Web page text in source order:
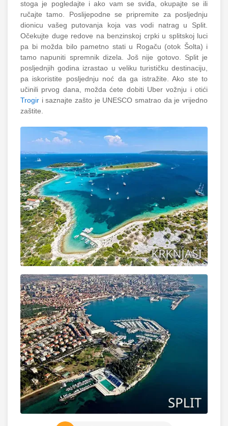
stoga je pogledajte i ako vam se sviđa, okupajte se ili
ručajte tamo. Poslijepodne se pripremite za posljednju
dionicu vašeg putovanja koja vas vodi natrag u Split.
Očekujte duge redove na benzinskoj crpki u splitskoj luci
pa bi možda bilo pametno stati u Rogaču (otok Šolta) i
tamo napuniti spremnik dizela. Još nije gotovo. Split je
posljednjih godina izrastao u veliku turističku destinaciju,
pa iskoristite posljednju noć da ga istražite. Ako ste to
učinili prvog dana, možda ćete dobiti Uber vožnju i otići
Trogir i saznajte zašto je UNESCO smatrao da je vrijedno
zaštite.